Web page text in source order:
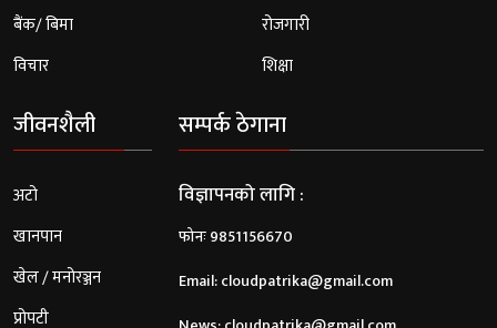
बैंक/ बिमा
विचार
रोजगारी
शिक्षा
जीवनशैली
अटो
खानपान
खेल / मनोरञ्जन
प्रोपटी
सम्पर्क ठेगाना
विज्ञापनको लागि :
फोनः 9851156670
Email:cloudpatrika@gmail.com